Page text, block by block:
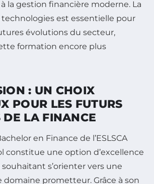
la gestion financière moderne. La
est essentielle pour
évolutions du secteur,
formation encore plus
: UN CHOIX
POUR LES FUTURS
DE LA FINANCE
en Finance de l’ESLSCA
constitue une option d’excellence
s’orienter vers une
domaine prometteur. Grâce à son